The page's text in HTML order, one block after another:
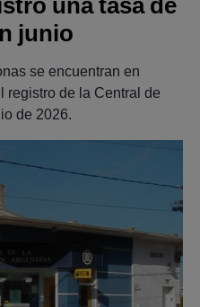
una tasa de
junio
se encuentran en
registro de la Central de
de 2026.